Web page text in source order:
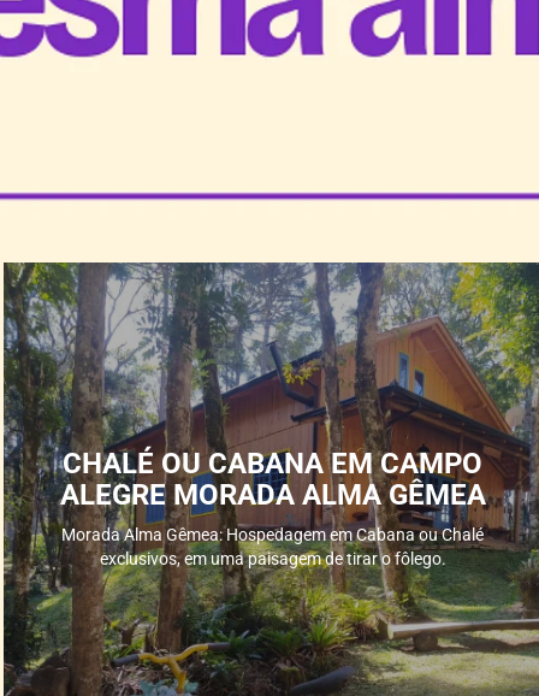
CHALÉ OU CABANA EM CAMPO
ALEGRE MORADA ALMA GÊMEA
Morada Alma Gêmea: Hospedagem em Cabana ou Chalé
exclusivos, em uma paisagem de tirar o fôlego.